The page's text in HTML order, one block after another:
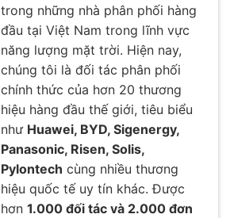
trong những nhà phân phối hàng
đầu tại Việt Nam trong lĩnh vực
năng lượng mặt trời. Hiện nay,
chúng tôi là đối tác phân phối
chính thức của hơn 20 thương
hiệu hàng đầu thế giới, tiêu biểu
như Huawei, BYD, Sigenergy,
Panasonic, Risen, Solis,
Pylontech cùng nhiều thương
hiệu quốc tế uy tín khác. Được
hơn 1.000 đối tác và 2.000 đơn